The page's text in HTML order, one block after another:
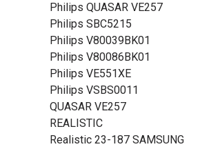
Philips QUASAR VE257
Philips SBC5215
Philips V80039BK01
Philips V80086BK01
Philips VE551XE
Philips VSBS0011
QUASAR VE257
REALISTIC
Realistic 23-187 SAMSUNG